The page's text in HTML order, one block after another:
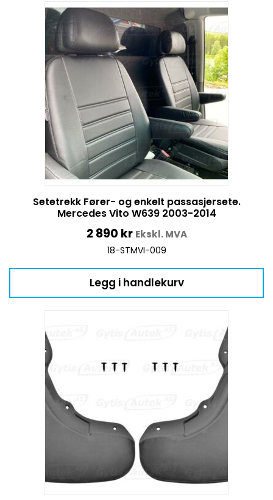
Setetrekk Fører- og enkelt passasjersete.
Mercedes Vito W639 2003-2014
2 890 kr Ekskl. MVA
18-STMVI-009
Legg i handlekurv